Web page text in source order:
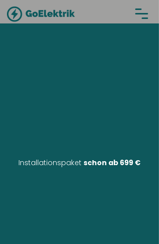
Installationspaket schon ab 699 €